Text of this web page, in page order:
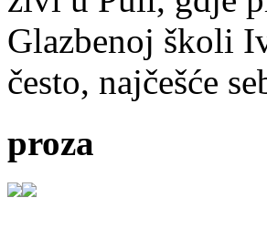
Glazbenoj školi
često, najčešće
proza